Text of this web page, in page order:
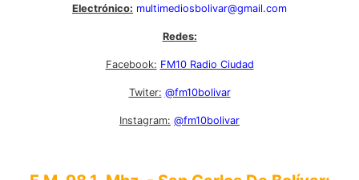
Electrónico: multimediosbolivar@gmail.com
Redes:
Facebook: FM10 Radio Ciudad
Twiter: @fm10bolivar
Instagram: @fm10bolivar